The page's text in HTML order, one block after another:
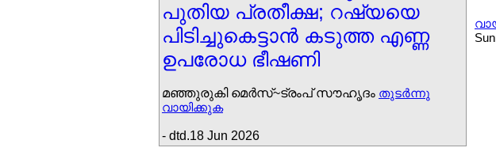
പുതിയ പ്രതീക്ഷ; റഷ്യയെ
പിടിച്ചുകെട്ടാന്‍ കടുത്ത എണ്ണ
ഉപരോധ ഭീഷണി
മഞ്ഞുരുകി മെര്‍സ്~ട്രംപ് സൗഹൃദം തുടര്‍ന്നു
വായിക്കുക
- dtd.18 Jun 2026